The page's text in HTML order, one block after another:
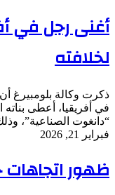
أغنى رجل في
لخلافته
ذكرت وكالة بلومبيرغ
في أفريقيا، أعطى
“دانغوت الصناعية”،
فبراير 21, 2026
ظهور اتجاهات